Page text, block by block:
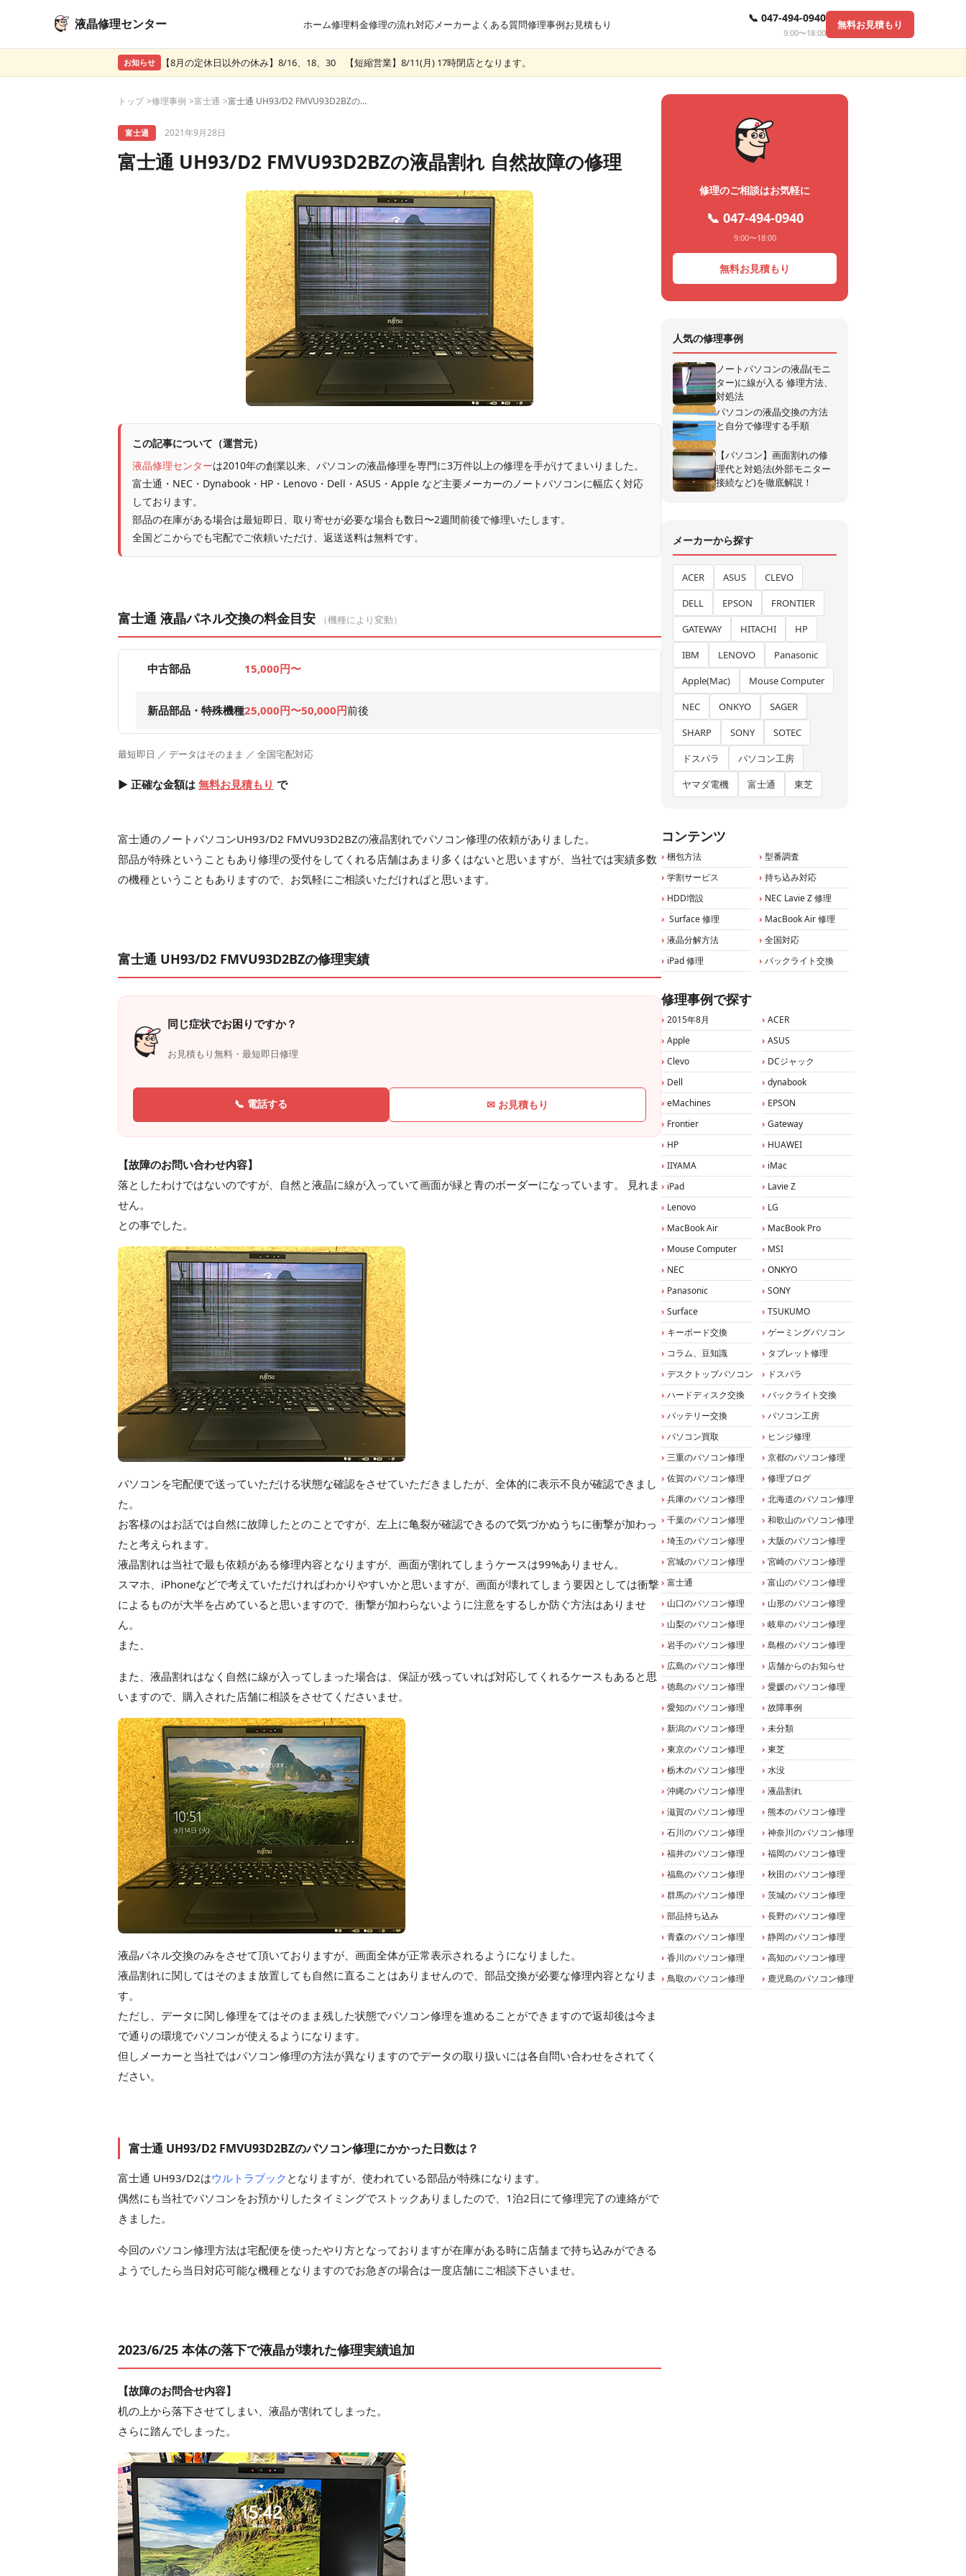
液晶修理センター ホーム修理料金修理の流れ対応メーカーよくある質問修理事例お見積もり 📞 047-494-0940
9:00〜18:00
無料お見積もり
お知らせ 【8月の定休日以外の休み】8/16、18、30 【短縮営業】8/11(月) 17時閉店となります。
トップ 修理事例 富士通 富士通 UH93/D2 FMVU93D2BZの液晶割れ 自然故障の修理
富士通 2021年9月28日
富士通 UH93/D2 FMVU93D2BZの液晶割れ 自然故障の修理
この記事について（運営元）
液晶修理センターは2010年の創業以来、パソコンの液晶修理を専門に3万件以上の修理を手がけてまいりました。
富士通・NEC・Dynabook・HP・Lenovo・Dell・ASUS・Apple など主要メーカーのノートパソコンに幅広く対応
しております。
部品の在庫がある場合は最短即日、取り寄せが必要な場合も数日〜2週間前後で修理いたします。
全国どこからでも宅配でご依頼いただけ、返送送料は無料です。
富士通 液晶パネル交換の料金目安 （機種により変動）
中古部品 15,000円〜
新品部品・特殊機種25,000円〜50,000円前後
最短即日 ／ データはそのまま ／ 全国宅配対応
▶ 正確な金額は 無料お見積もり で
富士通のノートパソコンUH93/D2 FMVU93D2BZの液晶割れでパソコン修理の依頼がありました。
部品が特殊ということもあり修理の受付をしてくれる店舗はあまり多くはないと思いますが、当社では実績多数
の機種ということもありますので、お気軽にご相談いただければと思います。
富士通 UH93/D2 FMVU93D2BZの修理実績
同じ症状でお困りですか？
お見積もり無料・最短即日修理
📞 電話する ✉ お見積もり
【故障のお問い合わせ内容】
落としたわけではないのですが、自然と液晶に線が入っていて画面が緑と青のボーダーになっています。 見れま
せん。
との事でした。
パソコンを宅配便で送っていただける状態な確認をさせていただきましたが、全体的に表示不良が確認できまし
た。
お客様のはお話では自然に故障したとのことですが、左上に亀裂が確認できるので気づかぬうちに衝撃が加わっ
たと考えられます。
液晶割れは当社で最も依頼がある修理内容となりますが、画面が割れてしまうケースは99%ありません。
スマホ、iPhoneなどで考えていただければわかりやすいかと思いますが、画面が壊れてしまう要因としては衝撃
によるものが大半を占めていると思いますので、衝撃が加わらないように注意をするしか防ぐ方法はありませ
ん。
また、
また、液晶割れはなく自然に線が入ってしまった場合は、保証が残っていれば対応してくれるケースもあると思
いますので、購入された店舗に相談をさせてくださいませ。
液晶パネル交換のみをさせて頂いておりますが、画面全体が正常表示されるようになりました。
液晶割れに関してはそのまま放置しても自然に直ることはありませんので、部品交換が必要な修理内容となりま
す。
ただし、データに関し修理をてはそのまま残した状態でパソコン修理を進めることができますので返却後は今ま
で通りの環境でパソコンが使えるようになります。
但しメーカーと当社ではパソコン修理の方法が異なりますのでデータの取り扱いには各自問い合わせをされてく
ださい。
富士通 UH93/D2 FMVU93D2BZのパソコン修理にかかった日数は？
富士通 UH93/D2はウルトラブック となりますが、使われている部品が特殊になります。
偶然にも当社でパソコンをお預かりしたタイミングでストックありましたので、1泊2日にて修理完了の連絡がで
きました。
今回のパソコン修理方法は宅配便を使ったやり方となっておりますが在庫がある時に店舗まで持ち込みができる
ようでしたら当日対応可能な機種となりますのでお急ぎの場合は一度店舗にご相談下さいませ。
2023/6/25 本体の落下で液晶が壊れた修理実績追加
【故障のお問合せ内容】
机の上から落下させてしまい、液晶が割れてしまった。
さらに踏んでしまった。
修理のご相談はお気軽に
📞 047-494-0940
9:00〜18:00
無料お見積もり
人気の修理事例
ノートパソコンの液晶(モニ
ター)に線が入る 修理方法、
対処法
パソコンの液晶交換の方法
と自分で修理する手順
【パソコン】画面割れの修
理代と対処法(外部モニター
接続など)を徹底解説！
メーカーから探す
ACER ASUS
CLEVO
DELL
EPSON
FRONTIER
GATEWAY
HITACHI
HP
IBM
LENOVO
Panasonic
Apple(Mac)
Mouse Computer
NEC
ONKYO
SAGER
SHARP
SONY
SOTEC
ドスパラ
パソコン工房
ヤマダ電機
富士通 東芝
コンテンツ
梱包方法
型番調査
学割サービス
持ち込み対応
HDD増設
NEC Lavie Z 修理
Surface 修理
MacBook Air 修理
液晶分解方法
全国対応
iPad 修理
バックライト交換
修理事例で探す
2015年8月
ACER
Apple
ASUS
Clevo
DCジャック
Dell
dynabook
eMachines
EPSON
Frontier
Gateway
HP
HUAWEI
IIYAMA
iMac
iPad
Lavie Z
Lenovo
LG
MacBook Air
MacBook Pro
Mouse Computer
MSI
NEC
ONKYO
Panasonic
SONY
Surface
TSUKUMO
キーボード交換
ゲーミングパソコン
コラム、豆知識
タブレット修理
デスクトップパソコン
ドスパラ
ハードディスク交換
バックライト交換
バッテリー交換
パソコン工房
パソコン買取
ヒンジ修理
三重のパソコン修理
京都のパソコン修理
佐賀のパソコン修理
修理ブログ
兵庫のパソコン修理
北海道のパソコン修理
千葉のパソコン修理
和歌山のパソコン修理
埼玉のパソコン修理
大阪のパソコン修理
宮城のパソコン修理
宮崎のパソコン修理
富士通
富山のパソコン修理
山口のパソコン修理
山形のパソコン修理
山梨のパソコン修理
岐阜のパソコン修理
岩手のパソコン修理
島根のパソコン修理
広島のパソコン修理
店舗からのお知らせ
徳島のパソコン修理
愛媛のパソコン修理
愛知のパソコン修理
故障事例
新潟のパソコン修理
未分類
東京のパソコン修理
東芝
栃木のパソコン修理
水没
沖縄のパソコン修理
液晶割れ
滋賀のパソコン修理
熊本のパソコン修理
石川のパソコン修理
神奈川のパソコン修理
福井のパソコン修理
福岡のパソコン修理
福島のパソコン修理
秋田のパソコン修理
群馬のパソコン修理
茨城のパソコン修理
部品持ち込み
長野のパソコン修理
青森のパソコン修理
静岡のパソコン修理
香川のパソコン修理
高知のパソコン修理
鳥取のパソコン修理
鹿児島のパソコン修理